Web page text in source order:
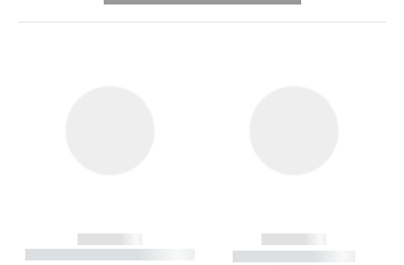
------------
----------- ----------- --------
------------
----------- -----------